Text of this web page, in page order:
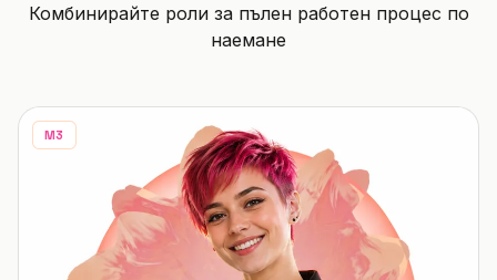
Комбинирайте роли за пълен работен процес по
наемане
M3